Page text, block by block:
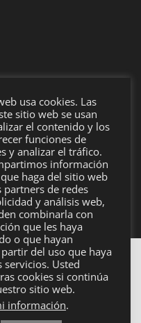
y venta de furgonetas
financiado por la Unión
usa cookies. Las
sitio web se usan
el contenido y los
funciones de
y analizar el tráfico.
información
haga del sitio web
partners de redes
y análisis web,
combinarla con
que les haya
o que hayan
del uso que haya
servicios. Usted
cookies si continúa
sitio web.
información.